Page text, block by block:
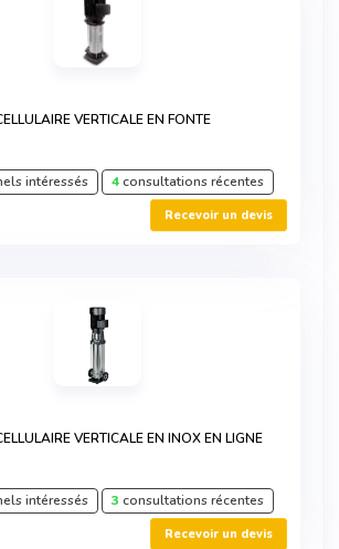
VERTICALE EN FONTE
intéressés 4consultations récentes
Recevoir un devis
VERTICALE EN INOX EN LIGNE
intéressés 3 consultations récentes
Recevoir un devis